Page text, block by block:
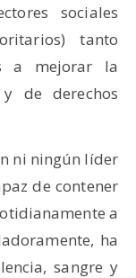
sociales
tanto
a mejorar la
de derechos
ni ningún líder
de contener
a
ha
sangre y